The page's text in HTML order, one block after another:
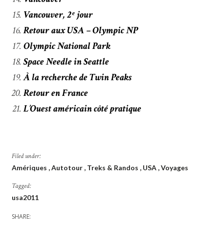
Vancouver, 2ᵉ jour
Retour aux USA – Olympic NP
Olympic National Park
Space Needle in Seattle
À la recherche de Twin Peaks
Retour en France
L’Ouest américain côté pratique
Filed under:
Amériques Autotour Treks & Randos USA Voyages
Tagged:
usa2011
SHARE: